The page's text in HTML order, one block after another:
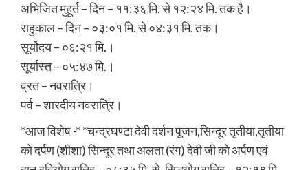
अभिजित मुहूर्त – दिन – ११:३६ मि. से १२:२४ मि. तक है।
राहुकाल – दिन – ०३:०१ मि. से ०४:३१ मि. तक।
सूर्योदय – ०६:२१ मि.।
सूर्यास्त – ०५:४७ मि.।
व्रत – नवरात्रि।
पर्व – शारदीय नवरात्रि।
*आज विशेष -* *चन्द्रघण्टा देवी दर्शन पूजन,सिन्दूर तृतीया,तृतीया
को दर्पण (शीशा) सिन्दूर तथा अलता (रंग) देवी जी को अर्पण एवं